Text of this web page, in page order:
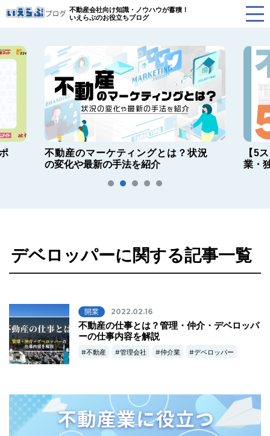
不動産会社向け知識・ノウハウが蓄積！
いえらぶのお役立ちブログ
不動産のマーケティングとは？状況
の変化や最新の手法を紹介
【5
業・
デベロッパーに関する記事一覧
開業 2022.02.16
不動産の仕事とは？管理・仲介・デベロッパ
ーの仕事内容を解説
不動産 管理会社 仲介業 デベロッパー